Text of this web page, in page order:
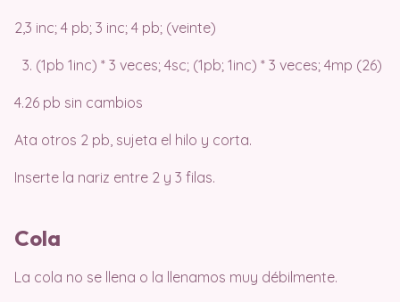
2,3 inc; 4 pb; 3 inc; 4 pb; (veinte)
(1pb 1inc) * 3 veces; 4sc; (1pb; 1inc) * 3 veces; 4mp (26)
4.26 pb sin cambios
Ata otros 2 pb, sujeta el hilo y corta.
Inserte la nariz entre 2 y 3 filas.
Cola
La cola no se llena o la llenamos muy débilmente.